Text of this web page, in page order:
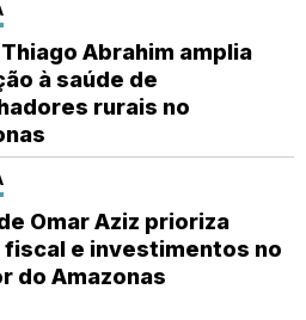
Abrahim amplia
à saúde de
rurais no
Omar Aziz prioriza
fiscal e investimentos no
do Amazonas